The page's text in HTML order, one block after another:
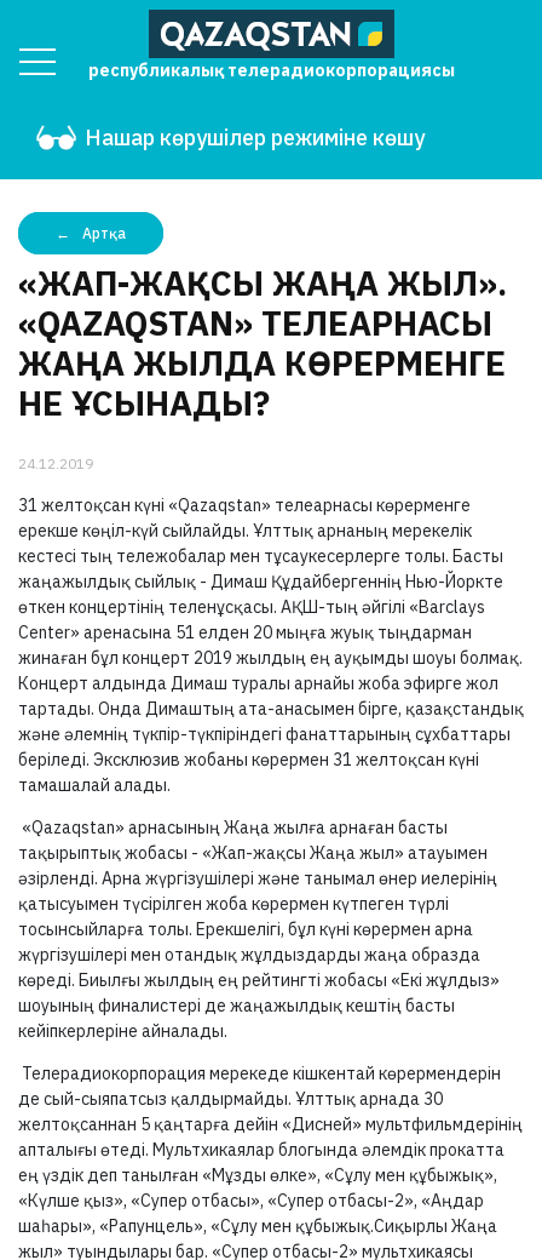
республикалық телерадиокорпорациясы
Нашар көрушілер режиміне көшу
Артқа
«ЖАП-ЖАҚСЫ ЖАҢА ЖЫЛ».
«QAZAQSTAN» ТЕЛЕАРНАСЫ
ЖАҢА ЖЫЛДА КӨРЕРМЕНГЕ
НЕ ҰСЫНАДЫ?
24.12.2019
31 желтоқсан күні «Qazaqstan» телеарнасы көрерменге
ерекше көңіл-күй сыйлайды. Ұлттық арнаның мерекелік
кестесі тың тележобалар мен тұсаукесерлерге толы. Басты
жаңажылдық сыйлық - Димаш Құдайбергеннің Нью-Йоркте
өткен концертінің теленұсқасы. АҚШ-тың әйгілі «Barclays
Center» аренасына 51 елден 20 мыңға жуық тыңдарман
жинаған бұл концерт 2019 жылдың ең ауқымды шоуы болмақ.
Концерт алдында Димаш туралы арнайы жоба эфирге жол
тартады. Онда Димаштың ата-анасымен бірге, қазақстандық
және әлемнің түкпір-түкпіріндегі фанаттарының сұхбаттары
беріледі. Эксклюзив жобаны көрермен 31 желтоқсан күні
тамашалай алады.
«Qazaqstan» арнасының Жаңа жылға арнаған басты
тақырыптық жобасы - «Жап-жақсы Жаңа жыл» атауымен
әзірленді. Арна жүргізушілері және танымал өнер иелерінің
қатысуымен түсірілген жоба көрермен күтпеген түрлі
тосынсыйларға толы. Ерекшелігі, бұл күні көрермен арна
жүргізушілері мен отандық жұлдыздарды жаңа образда
көреді. Биылғы жылдың ең рейтингті жобасы «Екі жұлдыз»
шоуының финалистері де жаңажылдық кештің басты
кейіпкерлеріне айналады.
Телерадиокорпорация мерекеде кішкентай көрермендерін
де сый-сыяпатсыз қалдырмайды. Ұлттық арнада 30
желтоқсаннан 5 қаңтарға дейін «Дисней» мультфильмдерінің
апталығы өтеді. Мультхикаялар блогында әлемдік прокатта
ең үздік деп танылған «Мұзды өлке», «Сұлу мен құбыжық»,
«Күлше қыз», «Супер отбасы», «Супер отбасы-2», «Аңдар
шаһары», «Рапунцель», «Сұлу мен құбыжық.Сиқырлы Жаңа
жыл» туындылары бар. «Супер отбасы-2» мультхикаясы